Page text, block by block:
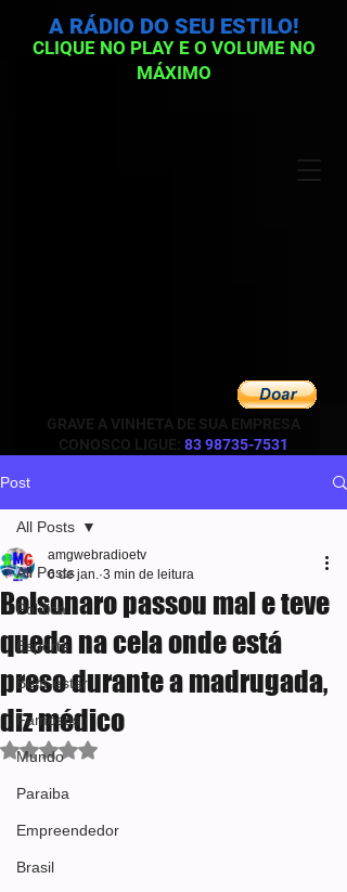
GRAVE A VINHETA DE SUA EMPRESA
CONOSCO LIGUE: 83 98735-7531
CLIQUE NO PLAY E O VOLUME NO
MÁXIMO
A RÁDIO DO SEU ESTILO!
Post
All Posts
Política
Esporte
Bem-estar
Famosos
Mundo
Paraiba
Empreendedor
Brasil
All Posts
Bolsonaro passou mal e teve
queda na cela onde está
preso durante a madrugada,
diz médico
amgwebradioetv
6 de jan. 3 min de leitura
Avaliado com NaN de 5 estrelas.